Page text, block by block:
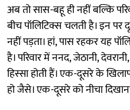
अब तो सास-बहू ही नहीं बल्कि
बीच पॉलिटिक्स चलती है। इन पर
नहीं पड़ता। हां, पास रहकर यह
है। परिवार में ननद, जेठानी,
हिस्सा होती हैं। एक-दूसरे के
हो जैसे। एक-दूसरे को नीचा दिखाना